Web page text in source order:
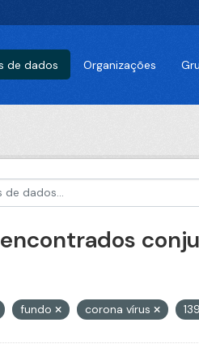
de dados Organizações
fundo corona vírus